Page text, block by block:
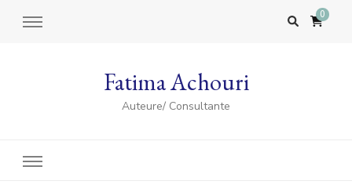
0
Fatima Achouri
Auteure/ Consultante